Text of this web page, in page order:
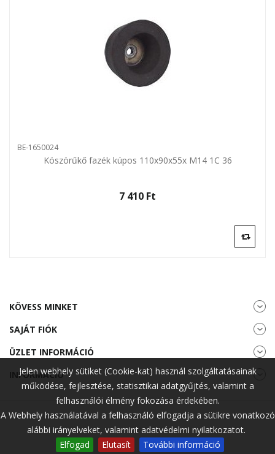
BE-1650024
Köszörűkő fazék kúpos 110x90x55x M14 1C 36
7 410 Ft‎
KÖVESS MINKET
SAJÁT FIÓK
ÜZLET INFORMÁCIÓ
INFORMÁCIÓ
Jelen webhely sütiket (Cookie-kat) használ szolgáltatásainak
működése, fejlesztése, statisztikai adatgyűjtés, valamint a
felhasználói élmény fokozása érdekében.
A Webhely használatával a felhasználó elfogadja a sütikre vonatkozó
alábbi irányelveket, valamint adatvédelmi nyilatkozatot.
Elfogad
Elutasít További információ